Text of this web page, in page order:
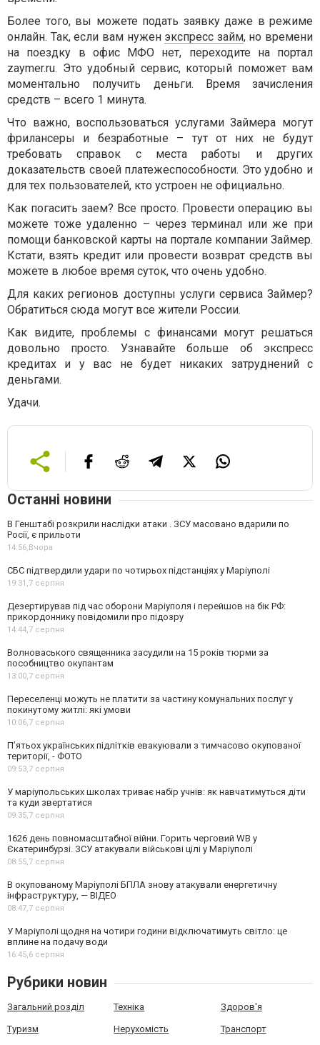
Более того, вы можете подать заявку даже в режиме
онлайн. Так, если вам нужен экспресс займ, но времени
на поездку в офис МФО нет, переходите на портал
zaymer.ru. Это удобный сервис, который поможет вам
моментально получить деньги. Время зачисления
средств – всего 1 минута.
Что важно, воспользоваться услугами Займера могут
фрилансеры и безработные – тут от них не будут
требовать справок с места работы и других
доказательств своей платежеспособности. Это удобно и
для тех пользователей, кто устроен не официально.
Как погасить заем? Все просто. Провести операцию вы
можете тоже удаленно – через терминал или же при
помощи банковской карты на портале компании Займер.
Кстати, взять кредит или провести возврат средств вы
можете в любое время суток, что очень удобно.
Для каких регионов доступны услуги сервиса Займер?
Обратиться сюда могут все жители России.
Как видите, проблемы с финансами могут решаться
довольно просто. Узнавайте больше об экспресс
кредитах и у вас не будет никаких затруднений с
деньгами.
Удачи.
Останні новини
В Генштабі розкрили наслідки атаки . ЗСУ масовано вдарили по
Росії, є прильоти
14:56,Вчора
СБС підтвердили удари по чотирьох підстанціях у Маріуполі
19:31,7 серпня
Дезертирував під час оборони Маріуполя і перейшов на бік РФ:
прикордоннику повідомили про підозру
14:44,7 серпня
Волноваського священника засудили на 15 років тюрми за
пособництво окупантам
13:00,7 серпня
Переселенці можуть не платити за частину комунальних послуг у
покинутому житлі: які умови
10:06,7 серпня
П’ятьох українських підлітків евакуювали з тимчасово окупованої
території, - ФОТО
09:53,7 серпня
У маріупольських школах триває набір учнів: як навчатимуться діти
та куди звертатися
09:35,7 серпня
1626 день повномасштабної війни. Горить черговий WB у
Єкатеринбурзі. ЗСУ атакували військові цілі у Маріуполі
08:55,7 серпня
В окупованому Маріуполі БПЛА знову атакували енергетичну
інфраструктуру, — ВІДЕО
08:47,7 серпня
У Маріуполі щодня на чотири години відключатимуть світло: це
вплине на подачу води
16:45,6 серпня
Рубрики новин
Загальний розділ Техніка Здоров'я
Туризм Нерухомість Транспорт